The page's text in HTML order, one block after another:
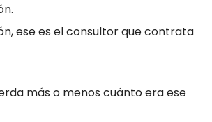
ese es el consultor que contrata
más o menos cuánto era ese